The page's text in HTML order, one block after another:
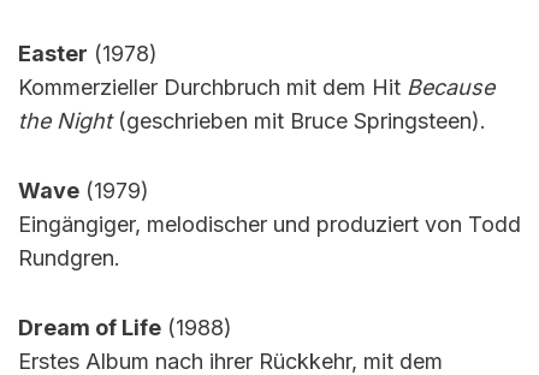
Easter (1978)
Kommerzieller Durchbruch mit dem Hit Because
the Night(geschrieben mit Bruce Springsteen).
Wave (1979)
Eingängiger, melodischer und produziert von Todd
Rundgren.
Dream of Life (1988)
Erstes Album nach ihrer Rückkehr, mit dem